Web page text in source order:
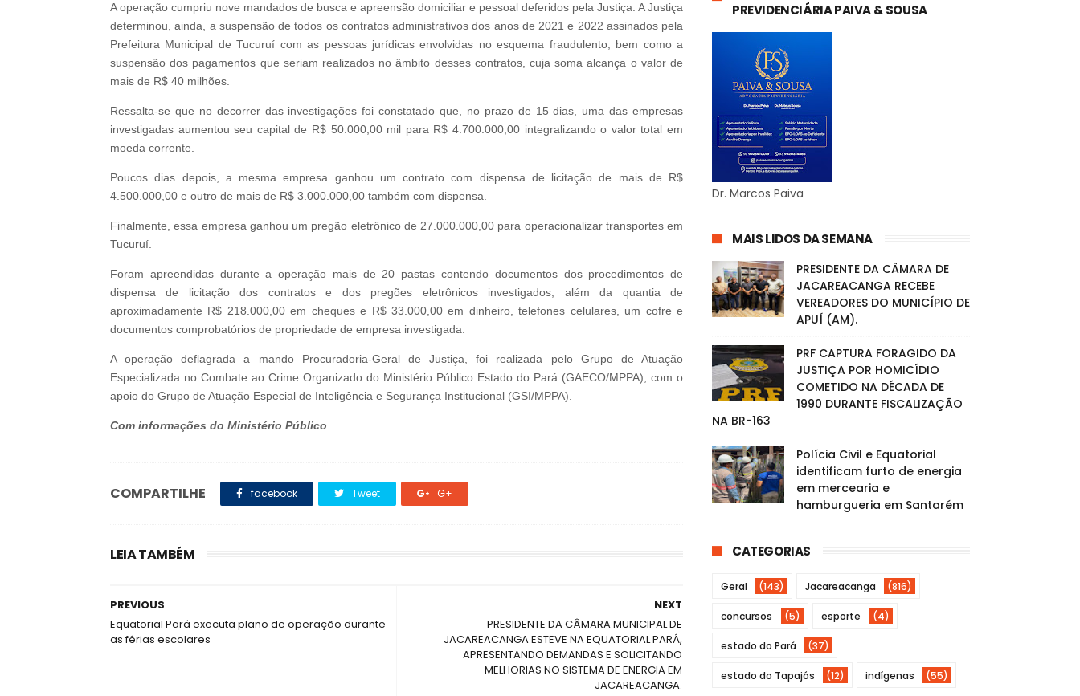
A operação cumpriu nove mandados de busca e apreensão domiciliar e pessoal deferidos pela Justiça. A Justiça
determinou, ainda, a suspensão de todos os contratos administrativos dos anos de 2021 e 2022 assinados pela
Prefeitura Municipal de Tucuruí com as pessoas jurídicas envolvidas no esquema fraudulento, bem como a
suspensão dos pagamentos que seriam realizados no âmbito desses contratos, cuja soma alcança o valor de
mais de R$ 40 milhões.
Ressalta-se que no decorrer das investigações foi constatado que, no prazo de 15 dias, uma das empresas
investigadas aumentou seu capital de R$ 50.000,00 mil para R$ 4.700.000,00 integralizando o valor total em
moeda corrente.
Poucos dias depois, a mesma empresa ganhou um contrato com dispensa de licitação de mais de R$
4.500.000,00 e outro de mais de R$ 3.000.000,00 também com dispensa.
Finalmente, essa empresa ganhou um pregão eletrônico de 27.000.000,00 para operacionalizar transportes em
Tucuruí.
Foram apreendidas durante a operação mais de 20 pastas contendo documentos dos procedimentos de
dispensa de licitação dos contratos e dos pregões eletrônicos investigados, além da quantia de
aproximadamente R$ 218.000,00 em cheques e R$ 33.000,00 em dinheiro, telefones celulares, um cofre e
documentos comprobatórios de propriedade de empresa investigada.
A operação deflagrada a mando Procuradoria-Geral de Justiça, foi realizada pelo Grupo de Atuação
Especializada no Combate ao Crime Organizado do Ministério Público Estado do Pará (GAECO/MPPA), com o
apoio do Grupo de Atuação Especial de Inteligência e Segurança Institucional (GSI/MPPA).
Com informações do Ministério Público
COMPARTILHE facebook Tweet G+
LEIA TAMBÉM
NEXT
PRESIDENTE DA CÂMARA MUNICIPAL DE
JACAREACANGA ESTEVE NA EQUATORIAL PARÁ,
APRESENTANDO DEMANDAS E SOLICITANDO
MELHORIAS NO SISTEMA DE ENERGIA EM
JACAREACANGA.
PREVIOUS
Equatorial Pará executa plano de operação durante
as férias escolares
PREVIDENCIÁRIA PAIVA & SOUSA
Dr. Marcos Paiva
MAIS LIDOS DA SEMANA
PRESIDENTE DA CÂMARA DE
JACAREACANGA RECEBE
VEREADORES DO MUNICÍPIO DE
APUÍ (AM).
PRF CAPTURA FORAGIDO DA
JUSTIÇA POR HOMICÍDIO
COMETIDO NA DÉCADA DE
1990 DURANTE FISCALIZAÇÃO
NA BR-163
Polícia Civil e Equatorial
identificam furto de energia
em mercearia e
hamburgueria em Santarém
CATEGORIAS
Geral (143) Jacareacanga (816)
concursos (5) esporte (4)
estado do Pará (37)
estado do Tapajós (12) indígenas (55)